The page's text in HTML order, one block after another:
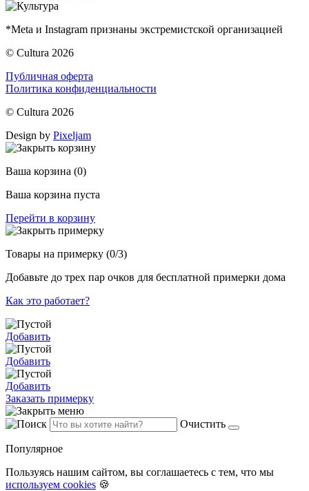
*Meta и Instagram признаны экстремистской организацией
© Cultura 2026
Публичная оферта
Политика конфиденциальности
© Cultura 2026
Design by Pixeljam
Ваша корзина (0)
Ваша корзина пуста
Перейти в корзину
Товары на примерку (0/3)
Добавьте до трех пар очков для бесплатной примерки дома
Как это работает?
Добавить
Добавить
Добавить
Заказать примерку
Очистить
Популярное
Пользуясь нашим сайтом, вы соглашаетесь с тем, что мы
используем cookies 🍪